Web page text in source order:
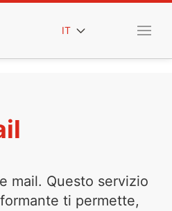
IT
mail. Questo servizio
ti permette,